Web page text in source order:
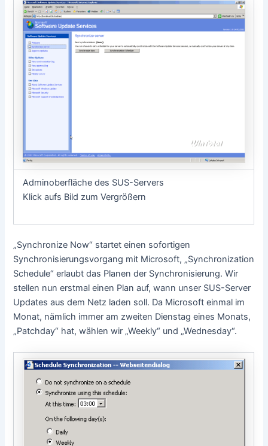
Adminoberfläche des SUS-Servers
Klick aufs Bild zum Vergrößern
„Synchronize Now“ startet einen sofortigen
Synchronisierungsvorgang mit Microsoft, „Synchronization
Schedule“ erlaubt das Planen der Synchronisierung. Wir
stellen nun erstmal einen Plan auf, wann unser SUS-Server
Updates aus dem Netz laden soll. Da Microsoft einmal im
Monat, nämlich immer am zweiten Dienstag eines Monats,
„Patchday“ hat, wählen wir „Weekly“ und „Wednesday“.